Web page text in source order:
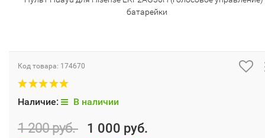
батарейки
Код товара: 174670
Наличие: В наличии
1 200 руб. 1 000 руб.